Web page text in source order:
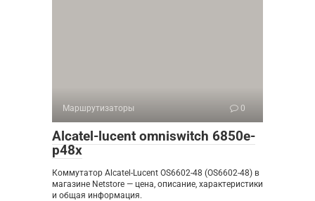
Маршрутизаторы 0
Alcatel-lucent omniswitch 6850e-
p48x
Коммутатор Alcatel-Lucent OS6602-48 (OS6602-48) в
магазине Netstore — цена, описание, характеристики
и общая информация.